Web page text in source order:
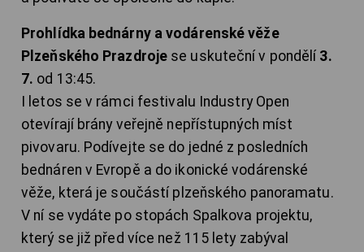
Prohlídka bednárny a vodárenské věže
Plzeňského Prazdroje se uskuteční v pondělí 3.
7. od 13:45.
I letos se v rámci festivalu Industry Open
otevírají brány veřejně nepřístupných míst
pivovaru. Podívejte se do jedné z posledních
bednáren v Evropě a do ikonické vodárenské
věže, která je součástí plzeňského panoramatu.
V ní se vydáte po stopách Spalkova projektu,
který se již před více než 115 lety zabýval